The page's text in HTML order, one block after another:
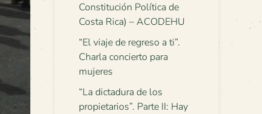
Constitución Política de
Costa Rica) – ACODEHU
“El viaje de regreso a ti”.
Charla concierto para
mujeres
“La dictadura de los
propietarios”. Parte II: Hay